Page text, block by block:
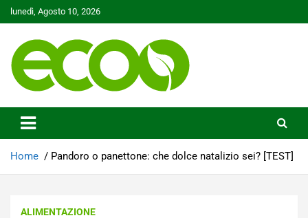
Skip
to
lunedì, Agosto 10, 2026
Ecoo.it
Home Pandoro o panettone: che dolce natalizio sei? [TEST]
ALIMENTAZIONE